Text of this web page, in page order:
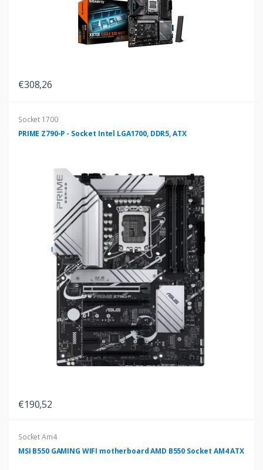
€308,26
Socket 1700
PRIME Z790-P - Socket Intel LGA1700, DDR5, ATX
€190,52
Socket Am4
MSI B550 GAMING WIFI motherboard AMD B550 Socket AM4 ATX